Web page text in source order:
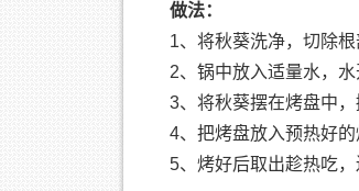
做法：
1、将秋葵洗净，切除根
2、锅中放入适量水，
3、将秋葵摆在烤盘中，
4、把烤盘放入预热好
5、烤好后取出趁热吃，